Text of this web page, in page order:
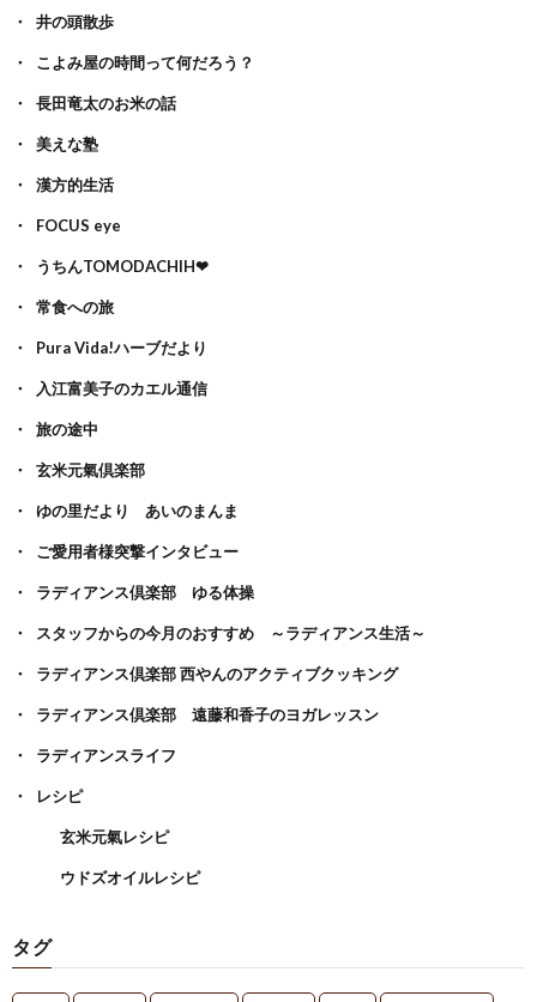
井の頭散歩
こよみ屋の時間って何だろう？
長田竜太のお米の話
美えな塾
漢方的生活
FOCUS eye
うちんTOMODACHIH❤
常食への旅
Pura Vida!ハーブだより
入江富美子のカエル通信
旅の途中
玄米元氣倶楽部
ゆの里だより あいのまんま
ご愛用者様突撃インタビュー
ラディアンス倶楽部 ゆる体操
スタッフからの今月のおすすめ ～ラディアンス生活～
ラディアンス倶楽部 西やんのアクティブクッキング
ラディアンス倶楽部 遠藤和香子のヨガレッスン
ラディアンスライフ
レシピ
玄米元氣レシピ
ウドズオイルレシピ
タグ